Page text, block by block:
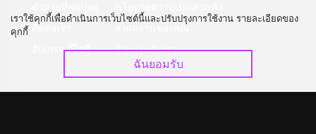
ติดต่อเรา
อัปเกรด วีไอพี
ส่งผลงานของคุณ
ร่วมงานกับเรา
เราใช้คุกกี้เพื่อดำเนินการเว็บไซต์นี้และปรับปรุงการใช้งาน รายละเอียดของ
คุกกี้
ฉันยอมรับ